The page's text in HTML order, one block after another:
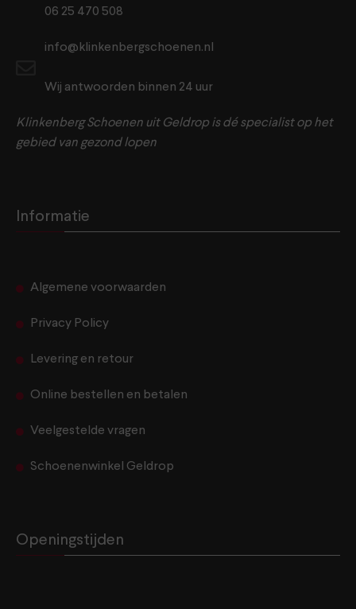
06 25 470 508
info@klinkenbergschoenen.nl
Wij antwoorden binnen 24 uur
Klinkenberg Schoenen uit Geldrop is dé specialist op het
gebied van gezond lopen
Informatie
Algemene voorwaarden
Privacy Policy
Levering en retour
Online bestellen en betalen
Veelgestelde vragen
Schoenenwinkel Geldrop
Openingstijden